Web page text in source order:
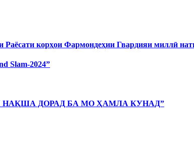
Раёсати корҳои Фармондеҳии Гвардияи миллӣ
Slam-2024”
НАҚША ДОРАД БА МО ҲАМЛА КУНАД”